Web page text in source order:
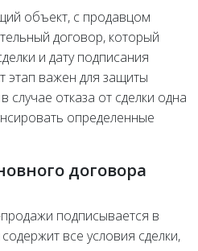
объект, с продавцом
договор, который
и дату подписания
этап важен для защиты
случае отказа от сделки одна
определенные
договора
подписывается в
все условия сделки,